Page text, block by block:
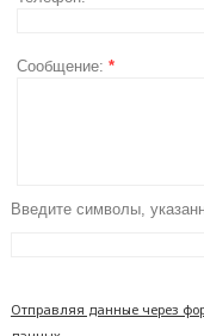
Сообщение: *
Введите символы,
Отправляя данные через